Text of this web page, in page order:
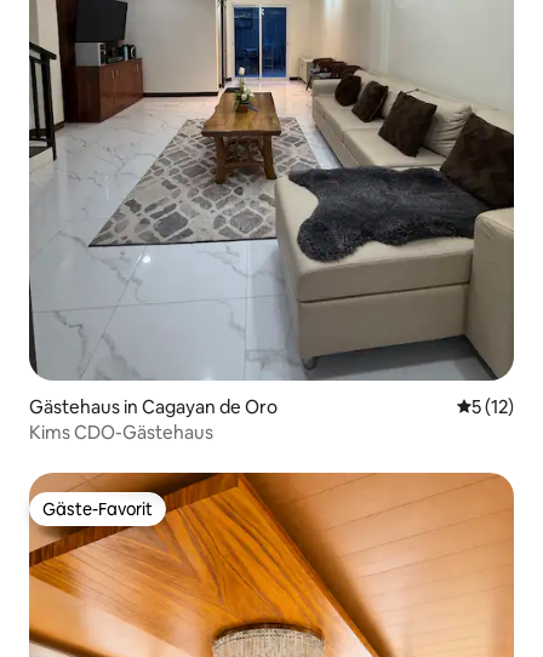
Gästehaus in Cagayan de Oro
5 (12)
Kims CDO-Gästehaus
Gäste-Favorit
Gäste-Favorit